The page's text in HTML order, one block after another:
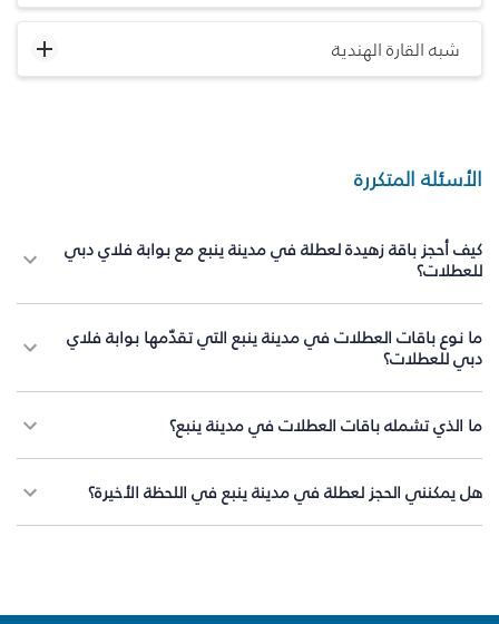
شبه القارة الهندية
الأسئلة المتكررة
كيف أحجز باقة زهيدة لعطلة في مدينة ينبع مع بوابة فلاي دبي
للعطلات؟
ما نوع باقات العطلات في مدينة ينبع التي تقدّمها بوابة فلاي
دبي للعطلات؟
ما الذي تشمله باقات العطلات في مدينة ينبع؟
هل يمكنني الحجز لعطلة في مدينة ينبع في اللحظة الأخيرة؟